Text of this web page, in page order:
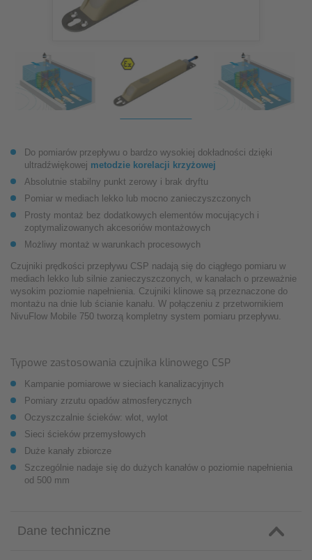
Do pomiarów przepływu o bardzo wysokiej dokładności dzięki
ultradźwiękowej metodzie korelacji krzyżowej
Absolutnie stabilny punkt zerowy i brak dryftu
Pomiar w mediach lekko lub mocno zanieczyszczonych
Prosty montaż bez dodatkowych elementów mocujących i
zoptymalizowanych akcesoriów montażowych
Możliwy montaż w warunkach procesowych
Czujniki prędkości przepływu CSP nadają się do ciągłego pomiaru w
mediach lekko lub silnie zanieczyszczonych, w kanałach o przeważnie
wysokim poziomie napełnienia. Czujniki klinowe są przeznaczone do
montażu na dnie lub ścianie kanału. W połączeniu z przetwornikiem
NivuFlow Mobile 750 tworzą kompletny system pomiaru przepływu.
Typowe zastosowania czujnika klinowego CSP
Kampanie pomiarowe w sieciach kanalizacyjnych
Pomiary zrzutu opadów atmosferycznych
Oczyszczalnie ścieków: wlot, wylot
Sieci ścieków przemysłowych
Duże kanały zbiorcze
Szczególnie nadaje się do dużych kanałów o poziomie napełnienia
od 500 mm
Dane techniczne